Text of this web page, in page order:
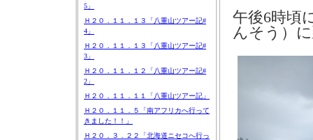
5」
Ｈ２０．１１．１３「八重山ツアー記#
4」
Ｈ２０．１１．１３「八重山ツアー記#
3」
Ｈ２０．１１．１２「八重山ツアー記#
2」
Ｈ２０．１１．１１「八重山ツアー記」
Ｈ２０．１１．５「南アフリカへ行って
きました！！」
Ｈ２０．３．２２「北海道ニセコへ行っ
午後6時頃
んそう）